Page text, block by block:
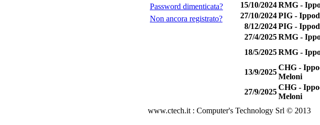
Password dimenticata?
Non ancora registrato?
15/10/2024RMG -
27/10/2024PIG -
8/12/2024PIG -
27/4/2025RMG -
18/5/2025RMG -
13/9/2025
CHG -
Meloni
27/9/2025
CHG -
Meloni
www.ctech.it : Computer's Technology Srl © 2013